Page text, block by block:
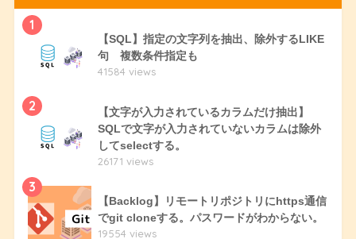
1
【SQL】指定の文字列を抽出、除外するLIKE
句 複数条件指定も
41584 views
2
【文字が入力されているカラムだけ抽出】
SQLで文字が入力されていないカラムは除外
してselectする。
26171 views
3
【Backlog】リモートリポジトリにhttps通信
でgit cloneする。パスワードがわからない。
19554 views